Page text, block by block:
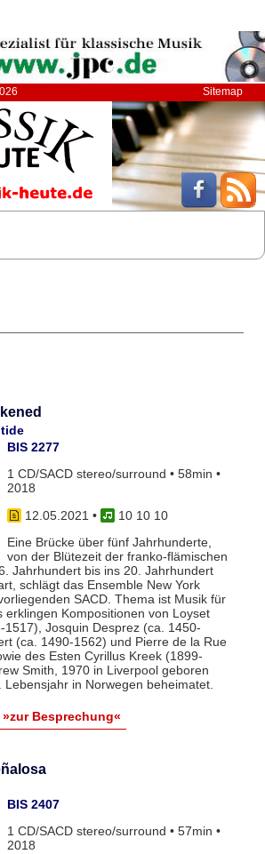
Sitemap
BIS 2277
1 CD/SACD stereo/surround • 58min •
2018
12.05.2021 •
10 10 10
Eine Brücke über fünf Jahrhunderte,
von der Blütezeit der franko-flämischen
Jahrhundert bis ins 20. Jahrhundert
schlägt das Ensemble New York
SACD. Thema ist Musik für
erklingen Kompositionen von Loyset
Josquin Desprez (ca. 1450-
(ca. 1490-1562) und Pierre de la Rue
des Esten Cyrillus Kreek (1899-
Smith, 1970 in Liverpool geboren
in Norwegen beheimatet.
»zur Besprechung«
BIS 2407
1 CD/SACD stereo/surround • 57min •
2018